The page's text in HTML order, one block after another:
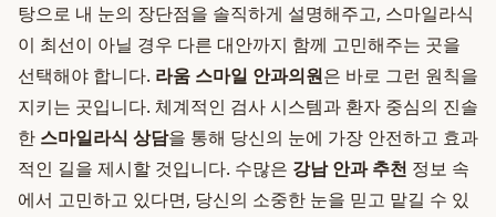
탕으로 내 눈의 장단점을 솔직하게 설명해주고, 스마일라식
이 최선이 아닐 경우 다른 대안까지 함께 고민해주는 곳을
선택해야 합니다. 라움 스마일 안과의원은 바로 그런 원칙을
지키는 곳입니다. 체계적인 검사 시스템과 환자 중심의 진솔
한 스마일라식 상담을 통해 당신의 눈에 가장 안전하고 효과
적인 길을 제시할 것입니다. 수많은 강남 안과 추천 정보 속
에서 고민하고 있다면, 당신의 소중한 눈을 믿고 맡길 수 있